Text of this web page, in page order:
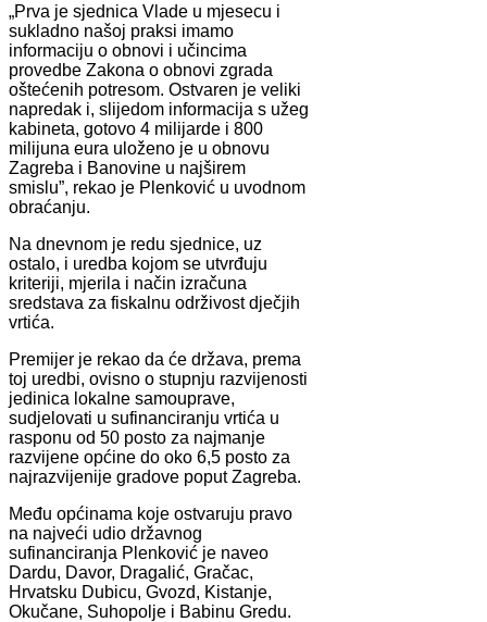
„Prva je sjednica Vlade u mjesecu i
sukladno našoj praksi imamo
informaciju o obnovi i učincima
provedbe Zakona o obnovi zgrada
oštećenih potresom. Ostvaren je veliki
napredak i, slijedom informacija s užeg
kabineta, gotovo 4 milijarde i 800
milijuna eura uloženo je u obnovu
Zagreba i Banovine u najširem
smislu”, rekao je Plenković u uvodnom
obraćanju.
Na dnevnom je redu sjednice, uz
ostalo, i uredba kojom se utvrđuju
kriteriji, mjerila i način izračuna
sredstava za fiskalnu održivost dječjih
vrtića.
Premijer je rekao da će država, prema
toj uredbi, ovisno o stupnju razvijenosti
jedinica lokalne samouprave,
sudjelovati u sufinanciranju vrtića u
rasponu od 50 posto za najmanje
razvijene općine do oko 6,5 posto za
najrazvijenije gradove poput Zagreba.
Među općinama koje ostvaruju pravo
na najveći udio državnog
sufinanciranja Plenković je naveo
Dardu, Davor, Dragalić, Gračac,
Hrvatsku Dubicu, Gvozd, Kistanje,
Okučane, Suhopolje i Babinu Gredu.